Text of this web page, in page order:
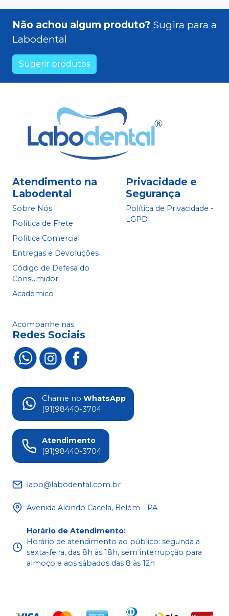
Não achou algum produto? Sugira para a
Labodental
Sugerir produtos
Atendimento na
Labodental
Sobre Nós
Política de Frete
Política Comercial
Entregas e Devoluções
Código de Defesa do
Consumidor
Acadêmico
Privacidade e
Segurança
Política de Privacidade -
LGPD
Acompanhe nas
Redes Sociais
Chame no WhatsApp
(91)98440-3704
Atendimento
(91)98440-3704
labo@labodental.com.br
Avenida Alcindo Cacela, Belém - PA
Horário de Atendimento:
Horário de atendimento ao público: segunda a
sexta-feira, das 8h às 18h, sem interrupção para
almoço e aos sábados das 8 às 12h